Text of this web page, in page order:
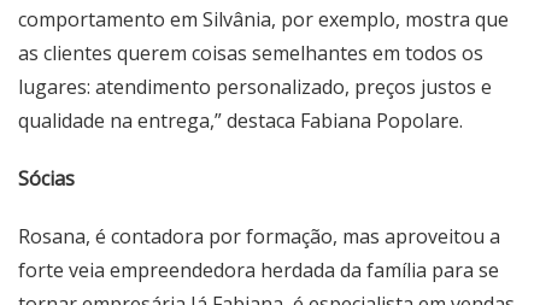
comportamento em Silvânia, por exemplo, mostra que
as clientes querem coisas semelhantes em todos os
lugares: atendimento personalizado, preços justos e
qualidade na entrega,” destaca Fabiana Popolare.
Sócias
Rosana, é contadora por formação, mas aproveitou a
forte veia empreendedora herdada da família para se